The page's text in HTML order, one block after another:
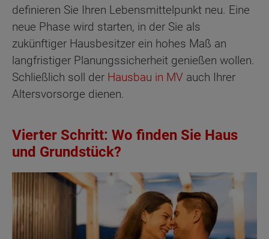
definieren Sie Ihren Lebensmittelpunkt neu. Eine
neue Phase wird starten, in der Sie als
zukünftiger Hausbesitzer ein hohes Maß an
langfristiger Planungssicherheit genießen wollen.
Schließlich soll der Hausbau in MV auch Ihrer
Altersvorsorge dienen.
Vierter Schritt: Wo finden Sie Haus
und Grundstück?